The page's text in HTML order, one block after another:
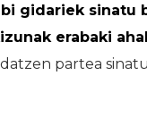
gidariek
erabaki
partea